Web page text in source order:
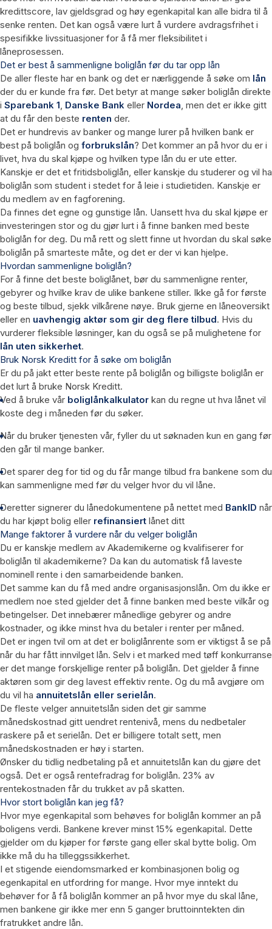
kredittscore, lav gjeldsgrad og høy egenkapital kan alle bidra til å
senke renten. Det kan også være lurt å vurdere avdragsfrihet i
spesifikke livssituasjoner for å få mer fleksibilitet i
låneprosessen.
Det er best å sammenligne boliglån før du tar opp lån
De aller fleste har en bank og det er nærliggende å søke om lån
der du er kunde fra før. Det betyr at mange søker boliglån direkte
i Sparebank 1 Danske Bank eller Nordea , men det er ikke gitt
at du får den beste renten der.
Det er hundrevis av banker og mange lurer på hvilken bank er
best på boliglån og forbrukslån? Det kommer an på hvor du er i
livet, hva du skal kjøpe og hvilken type lån du er ute etter.
Kanskje er det et fritidsboliglån, eller kanskje du studerer og vil ha
boliglån som student i stedet for å leie i studietiden. Kanskje er
du medlem av en fagforening.
Da finnes det egne og gunstige lån. Uansett hva du skal kjøpe er
investeringen stor og du gjør lurt i å finne banken med beste
boliglån for deg. Du må rett og slett finne ut hvordan du skal søke
boliglån på smarteste måte, og det er der vi kan hjelpe.
Hvordan sammenligne boliglån?
For å finne det beste boliglånet, bør du sammenligne renter,
gebyrer og hvilke krav de ulike bankene stiller. Ikke gå for første
og beste tilbud, sjekk vilkårene nøye. Bruk gjerne en låneoversikt
eller en uavhengig aktør som gir deg flere tilbud. Hvis du
vurderer fleksible løsninger, kan du også se på mulighetene for
lån uten sikkerhet.
Bruk Norsk Kreditt for å søke om boliglån
Er du på jakt etter beste rente på boliglån og billigste boliglån er
det lurt å bruke Norsk Kreditt.
Ved å bruke vår boliglånkalkulator kan du regne ut hva lånet vil
koste deg i måneden før du søker.
Når du bruker tjenesten vår, fyller du ut søknaden kun en gang før
den går til mange banker.
Det sparer deg for tid og du får mange tilbud fra bankene som du
kan sammenligne med før du velger hvor du vil låne.
Deretter signerer du lånedokumentene på nettet med BankID når
du har kjøpt bolig eller refinansiert lånet ditt
Mange faktorer å vurdere når du velger boliglån
Du er kanskje medlem av Akademikerne og kvalifiserer for
boliglån til akademikerne? Da kan du automatisk få laveste
nominell rente i den samarbeidende banken.
Det samme kan du få med andre organisasjonslån. Om du ikke er
medlem noe sted gjelder det å finne banken med beste vilkår og
betingelser. Det innebærer månedlige gebyrer og andre
kostnader, og ikke minst hva du betaler i renter per måned.
Det er ingen tvil om at det er boliglånrente som er viktigst å se på
når du har fått innvilget lån. Selv i et marked med tøff konkurranse
er det mange forskjellige renter på boliglån. Det gjelder å finne
aktøren som gir deg lavest effektiv rente. Og du må avgjøre om
du vil ha annuitetslån eller serielån.
De fleste velger annuitetslån siden det gir samme
månedskostnad gitt uendret rentenivå, mens du nedbetaler
raskere på et serielån. Det er billigere totalt sett, men
månedskostnaden er høy i starten.
Ønsker du tidlig nedbetaling på et annuitetslån kan du gjøre det
også. Det er også rentefradrag for boliglån. 23% av
rentekostnaden får du trukket av på skatten.
Hvor stort boliglån kan jeg få?
Hvor mye egenkapital som behøves for boliglån kommer an på
boligens verdi. Bankene krever minst 15% egenkapital. Dette
gjelder om du kjøper for første gang eller skal bytte bolig. Om
ikke må du ha tilleggssikkerhet.
I et stigende eiendomsmarked er kombinasjonen bolig og
egenkapital en utfordring for mange. Hvor mye inntekt du
behøver for å få boliglån kommer an på hvor mye du skal låne,
men bankene gir ikke mer enn 5 ganger bruttoinntekten din
fratrukket andre lån.